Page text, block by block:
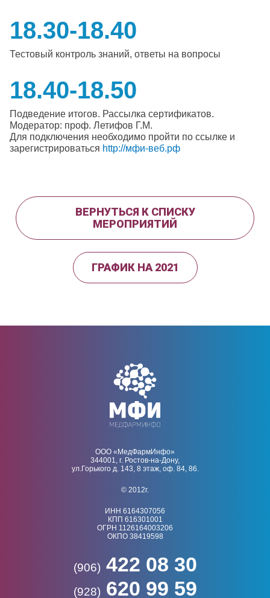
18.30-18.40
Тестовый контроль знаний, ответы на вопросы
18.40-18.50
Подведение итогов. Рассылка сертификатов.
Модератор: проф. Летифов Г.М.
Для подключения необходимо пройти по ссылке и
зарегистрироваться http://мфи-веб.рф
ВЕРНУТЬСЯ К СПИСКУ
МЕРОПРИЯТИЙ
ГРАФИК НА 2021
ООО «МедФармИнфо»
344001, г. Ростов-на-Дону,
ул.Горького д. 143, 8 этаж, оф. 84, 86.
© 2012г.
ИНН 6164307056
КПП 616301001
ОГРН 1126164003206
ОКПО 38419598
(906) 422 08 30
(928) 620 99 59